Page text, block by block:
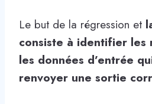
Le but de la régression et
consiste à identifier les
les données d’entrée
renvoyer une sortie